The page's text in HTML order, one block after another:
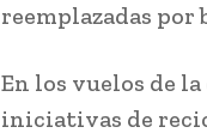
reemplazadas por
En los vuelos de
iniciativas de